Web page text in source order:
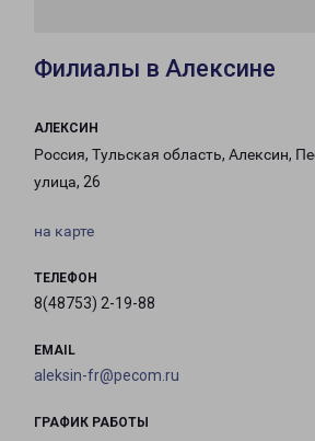
Филиалы в Алексине
АЛЕКСИН
Россия, Тульская область, Алексин,
улица, 26
на карте
ТЕЛЕФОН
8(48753) 2-19-88
EMAIL
aleksin-fr@pecom.ru
ГРАФИК РАБОТЫ